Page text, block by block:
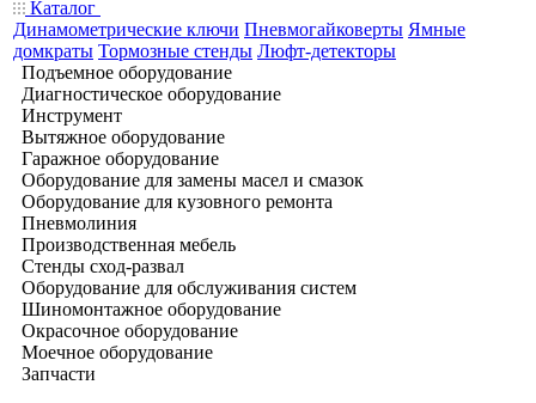
Каталог
Динамометрические ключи Пневмогайковерты Ямные
домкраты Тормозные стенды Люфт-детекторы
Подъемное оборудование
Диагностическое оборудование
Инструмент
Вытяжное оборудование
Гаражное оборудование
Оборудование для замены масел и смазок
Оборудование для кузовного ремонта
Пневмолиния
Производственная мебель
Стенды сход-развал
Оборудование для обслуживания систем
Шиномонтажное оборудование
Окрасочное оборудование
Моечное оборудование
Запчасти